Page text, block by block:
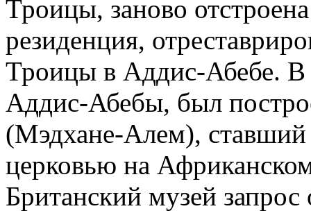
Троицы, заново
резиденция,
Троицы в Аддис-Абебе. В
Аддис-Абебы, был
(Мэдхане-Алем), ставший
церковью на
Британский музей